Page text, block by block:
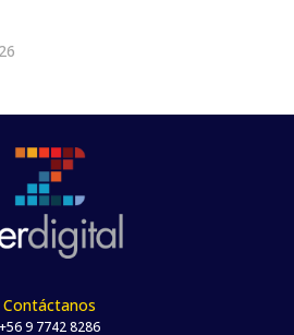
Contáctanos
+56 9 7742 8286